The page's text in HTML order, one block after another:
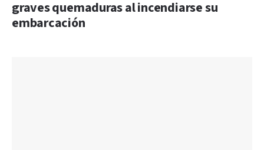
graves quemaduras al incendiarse su
embarcación